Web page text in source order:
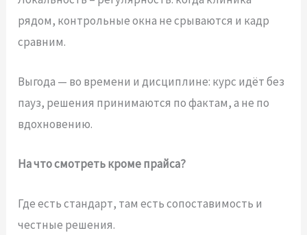
рядом, контрольные окна не срываются и кадр
сравним.
Выгода — во времени и дисциплине: курс идёт без
пауз, решения принимаются по фактам, а не по
вдохновению.
На что смотреть кроме прайса?
Где есть стандарт, там есть сопоставимость и
честные решения.